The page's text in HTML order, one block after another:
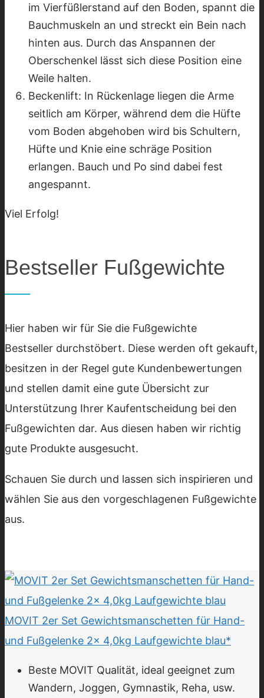
im Vierfüßlerstand auf den Boden, spannt die
Bauchmuskeln an und streckt ein Bein nach
hinten aus. Durch das Anspannen der
Oberschenkel lässt sich diese Position eine
Weile halten.
Beckenlift: In Rückenlage liegen die Arme
seitlich am Körper, während dem die Hüfte
vom Boden abgehoben wird bis Schultern,
Hüfte und Knie eine schräge Position
erlangen. Bauch und Po sind dabei fest
angespannt.
Viel Erfolg!
Bestseller Fußgewichte
Hier haben wir für Sie die Fußgewichte
Bestseller durchstöbert. Diese werden oft gekauft,
besitzen in der Regel gute Kundenbewertungen
und stellen damit eine gute Übersicht zur
Unterstützung Ihrer Kaufentscheidung bei den
Fußgewichten dar. Aus diesen haben wir richtig
gute Produkte ausgesucht.
Schauen Sie durch und lassen sich inspirieren und
wählen Sie aus den vorgeschlagenen Fußgewichte
aus.
MOVIT 2er Set Gewichtsmanschetten für Hand-
und Fußgelenke 2x 4,0kg Laufgewichte blau*
Beste MOVIT Qualität, ideal geeignet zum
Wandern, Joggen, Gymnastik, Reha, usw.